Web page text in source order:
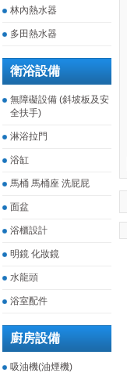
林內熱水器
多田熱水器
衛浴設備
無障礙設備 (斜坡板及安
全扶手)
淋浴拉門
浴缸
馬桶 馬桶座 洗屁屁
面盆
浴櫃設計
明鏡 化妝鏡
水龍頭
浴室配件
廚房設備
吸油機(油煙機)